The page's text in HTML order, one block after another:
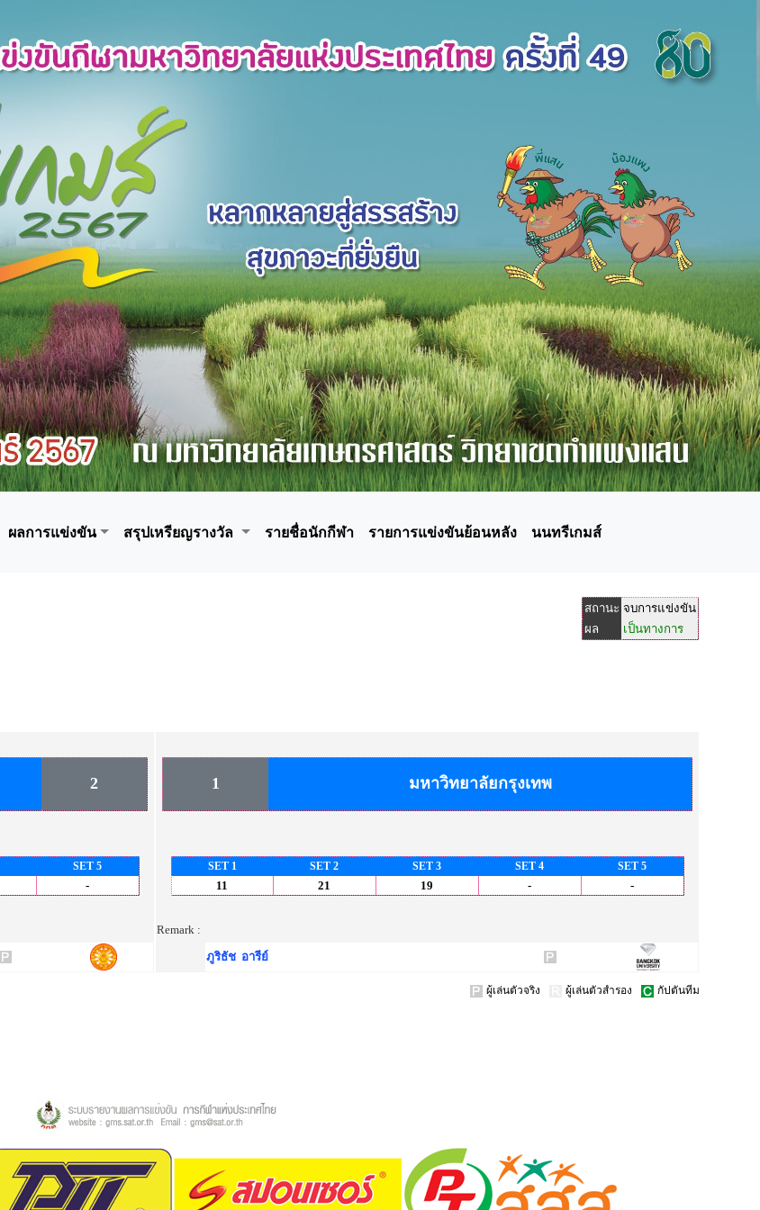
ผลการแข่งขัน สรุปเหรียญรางวัล รายชื่อนักกีฬา รายการแข่งขันย้อนหลัง นนทรีเกมส์
สถานะ จบการแข่งขัน
ผล
เป็นทางการ
2
SET 5
-
1 มหาวิทยาลัยกรุงเทพ
SET 1 SET 2 SET 3 SET 4 SET 5
11 21 19 - -
Remark :
ภูริธัช อารีย์
ผู้เล่นตัวจริง ผู้เล่นตัวสำรอง กัปตันทีม